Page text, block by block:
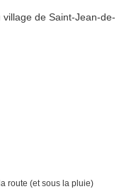
route (et sous la pluie)